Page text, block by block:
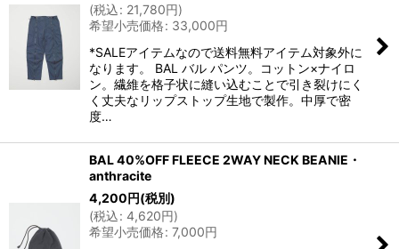
(税込: 21,780円)
希望小売価格: 33,000円
*SALEアイテムなので送料無料アイテム対象外に
なります。 BAL バル パンツ。コットン×ナイロ
ン。繊維を格子状に縫い込むことで引き裂けにく
く丈夫なリップストップ生地で製作。中厚で密
度…
BAL 40%OFF FLEECE 2WAY NECK BEANIE・
anthracite
4,200円(税別)
(税込: 4,620円)
希望小売価格: 7,000円